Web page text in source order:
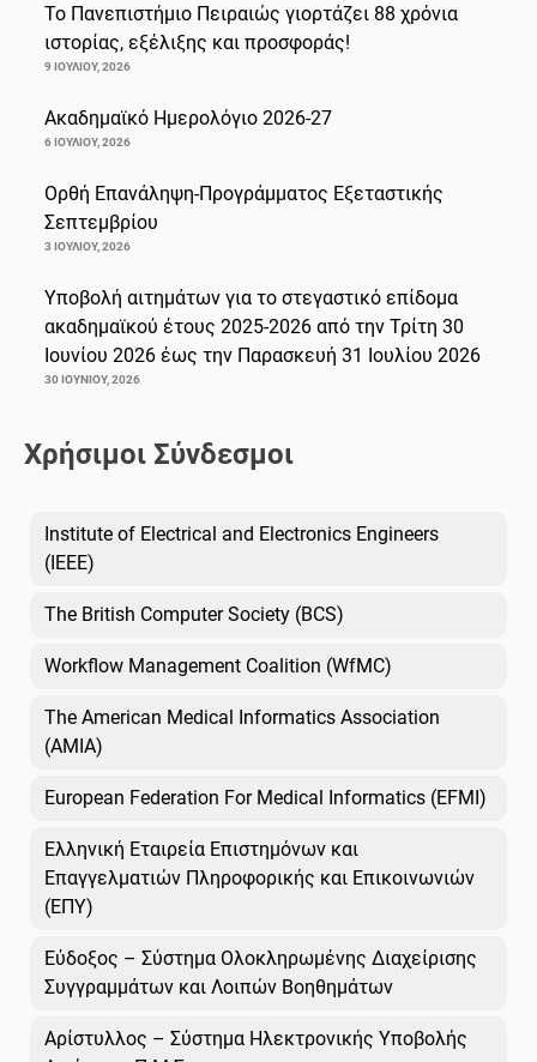
Το Πανεπιστήμιο Πειραιώς γιορτάζει 88 χρόνια
ιστορίας, εξέλιξης και προσφοράς!
9 ΙΟΥΛΊΟΥ, 2026
Ακαδημαϊκό Ημερολόγιο 2026-27
6 ΙΟΥΛΊΟΥ, 2026
Ορθή Επανάληψη-Προγράμματος Εξεταστικής
Σεπτεμβρίου
3 ΙΟΥΛΊΟΥ, 2026
Υποβολή αιτημάτων για το στεγαστικό επίδομα
ακαδημαϊκού έτους 2025-2026 από την Τρίτη 30
Ιουνίου 2026 έως την Παρασκευή 31 Ιουλίου 2026
30 ΙΟΥΝΊΟΥ, 2026
Χρήσιμοι Σύνδεσμοι
Institute of Electrical and Electronics Engineers
(IEEE)
The British Computer Society (BCS)
Workflow Management Coalition (WfMC)
The American Medical Informatics Association
(AMIA)
European Federation For Medical Informatics (EFMI)
Ελληνική Εταιρεία Επιστημόνων και
Επαγγελματιών Πληροφορικής και Επικοινωνιών
(ΕΠΥ)
Εύδοξος – Σύστημα Ολοκληρωμένης Διαχείρισης
Συγγραμμάτων και Λοιπών Βοηθημάτων
Αρίστυλλος – Σύστημα Ηλεκτρονικής Υποβολής